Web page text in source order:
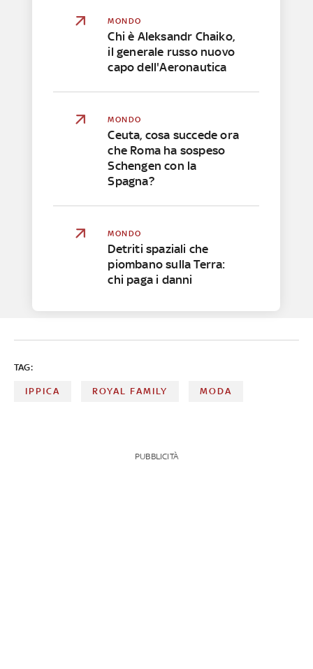
MONDO
Chi è Aleksandr Chaiko,
il generale russo nuovo
capo dell'Aeronautica
MONDO
Ceuta, cosa succede ora
che Roma ha sospeso
Schengen con la
Spagna?
MONDO
Detriti spaziali che
piombano sulla Terra:
chi paga i danni
TAG:
IPPICA ROYAL FAMILY MODA
PUBBLICITÀ